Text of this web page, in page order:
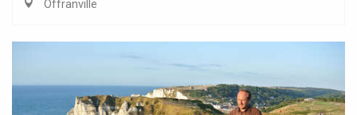
Offranville